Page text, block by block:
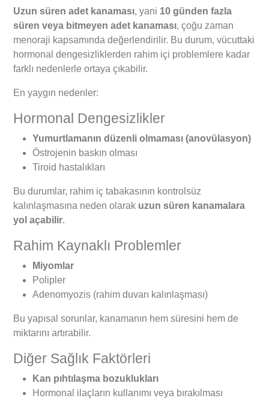
Uzun süren adet kanaması, yani 10 günden fazla
süren veya bitmeyen adet kanaması, çoğu zaman
menoraji kapsamında değerlendirilir. Bu durum, vücuttaki
hormonal dengesizliklerden rahim içi problemlere kadar
farklı nedenlerle ortaya çıkabilir.
En yaygın nedenler:
Hormonal Dengesizlikler
Yumurtlamanın düzenli olmaması (anovülasyon)
Östrojenin baskın olması
Tiroid hastalıkları
Bu durumlar, rahim iç tabakasının kontrolsüz
kalınlaşmasına neden olarak uzun süren kanamalara
yol açabilir.
Rahim Kaynaklı Problemler
Miyomlar
Polipler
Adenomyozis (rahim duvarı kalınlaşması)
Bu yapısal sorunlar, kanamanın hem süresini hem de
miktarını artırabilir.
Diğer Sağlık Faktörleri
Kan pıhtılaşma bozuklukları
Hormonal ilaçların kullanımı veya bırakılması